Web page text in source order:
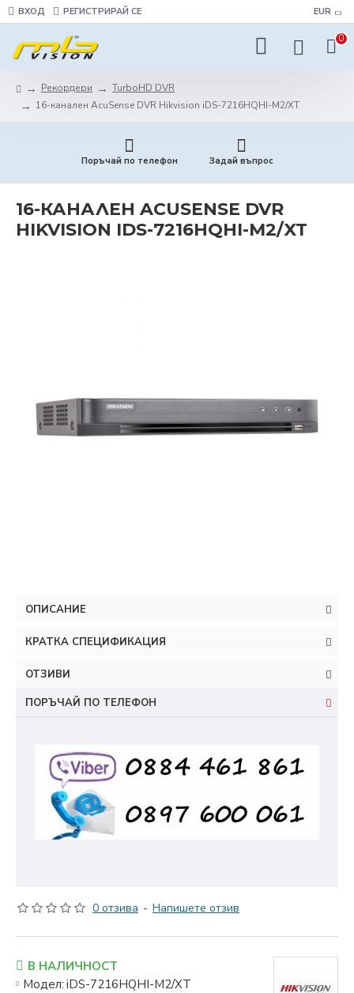
ВХОД РЕГИСТРИРАЙ СЕ EUR
0
Рекордери
TurboHD DVR
16-канален AcuSense DVR Hikvision iDS-7216HQHI-M2/XT
Поръчай по телефон Задай въпрос
16-КАНАЛЕН ACUSENSE DVR
HIKVISION IDS-7216HQHI-M2/XT
ОПИСАНИЕ
КРАТКА СПЕЦИФИКАЦИЯ
ОТЗИВИ
ПОРЪЧАЙ ПО ТЕЛЕФОН
0 отзива - Напишете отзив
В НАЛИЧНОСТ
Модел: iDS-7216HQHI-M2/XT